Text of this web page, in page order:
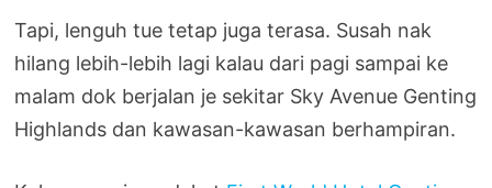
Tapi, lenguh tue tetap juga terasa. Susah nak
hilang lebih-lebih lagi kalau dari pagi sampai ke
malam dok berjalan je sekitar Sky Avenue Genting
Highlands dan kawasan-kawasan berhampiran.